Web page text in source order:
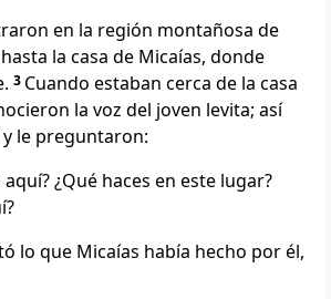
en la región montañosa de
la casa de Micaías, donde
3 Cuando estaban cerca de la casa
la voz del joven levita; así
le preguntaron:
¿Qué haces en este lugar?
lo que Micaías había hecho por él,